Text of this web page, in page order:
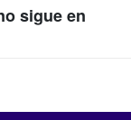
sigue en